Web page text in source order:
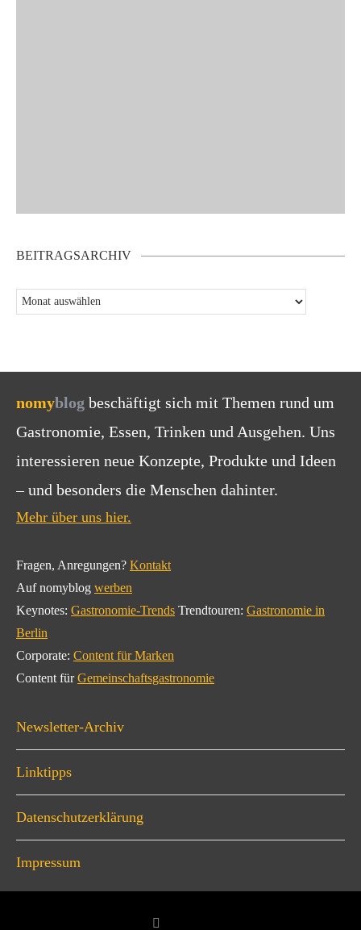
BEITRAGSARCHIV
nomyblog beschäftigt sich mit Themen rund um
Gastronomie, Essen, Trinken und Ausgehen. Uns
interessieren neue Konzepte, Produkte und Ideen
– und besonders die Menschen dahinter.
Mehr über uns hier.
Fragen, Anregungen? Kontakt
Auf nomyblog werben
Keynotes: Gastronomie-Trends Trendtouren: Gastronomie in
Berlin
Corporate: Content für Marken
Content fürGemeinschaftsgastronomie
Newsletter-Archiv
Linktipps
Datenschutzerklärung
Impressum